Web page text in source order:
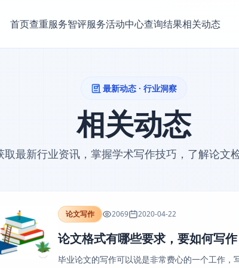
首页查重服务智评服务活动中心查询结果相关动态
最新动态 · 行业洞察
相关动态
取最新行业资讯，掌握学术写作技巧，了解论文
论文写作 2069 2020-04-22
论文格式有哪些要求，要如何写作
毕业论文的写作可以说是非常费心的一个工作